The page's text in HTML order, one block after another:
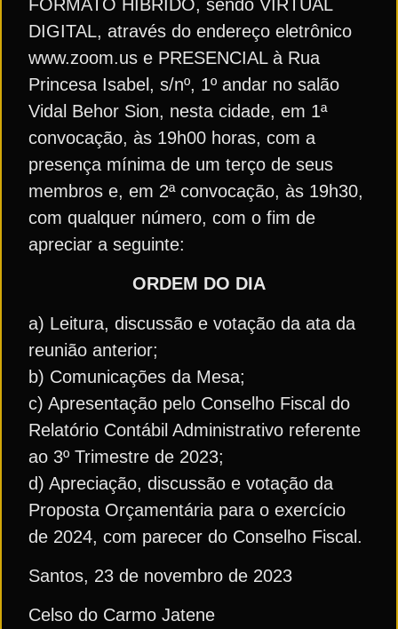
FORMATO HÍBRIDO, sendo VIRTUAL
DIGITAL, através do endereço eletrônico
www.zoom.us e PRESENCIAL à Rua
Princesa Isabel, s/nº, 1º andar no salão
Vidal Behor Sion, nesta cidade, em 1ª
convocação, às 19h00 horas, com a
presença mínima de um terço de seus
membros e, em 2ª convocação, às 19h30,
com qualquer número, com o fim de
apreciar a seguinte:
ORDEM DO DIA
a) Leitura, discussão e votação da ata da
reunião anterior;
b) Comunicações da Mesa;
c) Apresentação pelo Conselho Fiscal do
Relatório Contábil Administrativo referente
ao 3º Trimestre de 2023;
d) Apreciação, discussão e votação da
Proposta Orçamentária para o exercício
de 2024, com parecer do Conselho Fiscal.
Santos, 23 de novembro de 2023
Celso do Carmo Jatene